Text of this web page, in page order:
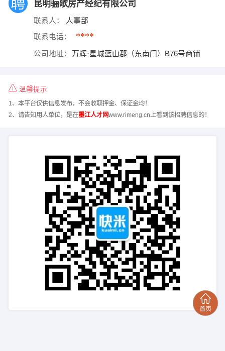
昆明骊歌房产经纪有限公司
联系人： 人事部
联系电话： ****
公司地址： 万辉·星城蓝山郡（东南门）B76号商铺
温馨提示
1、本平台仅供信息发布，不会收取押金、保证金均！
2、请告知用人单位，是在墨江人才网www.rimeng.cn上看到该招聘信息的！